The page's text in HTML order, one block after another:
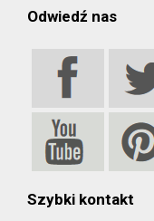
Odwiedź nas
Szybki kontakt